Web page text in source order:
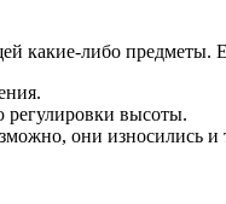
какие-либо
высоты.
они износились и